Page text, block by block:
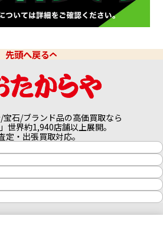
先頭へ戻る
石/ブランド品の高価買取なら
世界約1,940店舗以上展開。
定・出張買取対応。
価格一覧
買取